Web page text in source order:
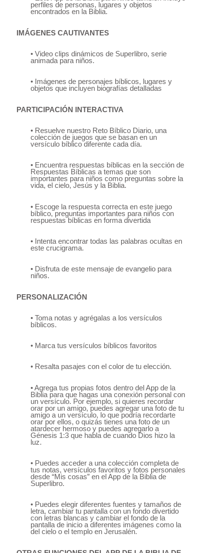
perfiles de personas, lugares y objetos
encontrados en la Biblia.
IMÁGENES CAUTIVANTES
• Video clips dinámicos de Superlibro, serie
animada para niños.
• Imágenes de personajes bíblicos, lugares y
objetos que incluyen biografías detalladas
PARTICIPACIÓN INTERACTIVA
• Resuelve nuestro Reto Bíblico Diario, una
colección de juegos que se basan en un
versículo bíblico diferente cada día.
• Encuentra respuestas bíblicas en la sección de
Respuestas Bíblicas a temas que son
importantes para niños como preguntas sobre la
vida, el cielo, Jesús y la Biblia.
• Escoge la respuesta correcta en este juego
bíblico, preguntas importantes para niños con
respuestas bíblicas en forma divertida
• Intenta encontrar todas las palabras ocultas en
este crucigrama.
• Disfruta de este mensaje de evangelio para
niños.
PERSONALIZACIÓN
• Toma notas y agrégalas a los versículos
bíblicos.
• Marca tus versículos bíblicos favoritos
• Resalta pasajes con el color de tu elección.
• Agrega tus propias fotos dentro del App de la
Biblia para que hagas una conexión personal con
un versículo. Por ejemplo, si quieres recordar
orar por un amigo, puedes agregar una foto de tu
amigo a un versículo, lo que podría recordarte
orar por ellos, o quizás tienes una foto de un
atardecer hermoso y puedes agregarlo a
Génesis 1:3 que habla de cuando Dios hizo la
luz.
• Puedes acceder a una colección completa de
tus notas, versículos favoritos y fotos personales
desde “Mis cosas” en el App de la Biblia de
Superlibro.
• Puedes elegir diferentes fuentes y tamaños de
letra, cambiar tu pantalla con un fondo divertido
con letras blancas y cambiar el fondo de la
pantalla de inicio a diferentes imágenes como la
del cielo o el templo en Jerusalén.